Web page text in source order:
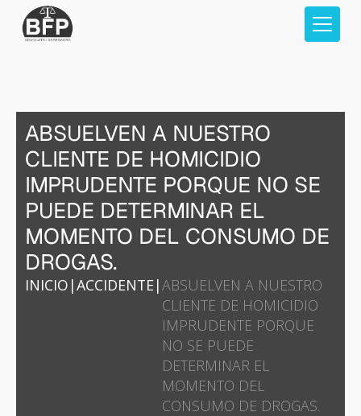
ABSUELVEN A NUESTRO
CLIENTE DE HOMICIDIO
IMPRUDENTE PORQUE NO SE
PUEDE DETERMINAR EL
MOMENTO DEL CONSUMO DE
DROGAS.
INICIO |ACCIDENTE |ABSUELVEN A NUESTRO
CLIENTE DE HOMICIDIO
IMPRUDENTE PORQUE
NO SE PUEDE
DETERMINAR EL
MOMENTO DEL
CONSUMO DE DROGAS.